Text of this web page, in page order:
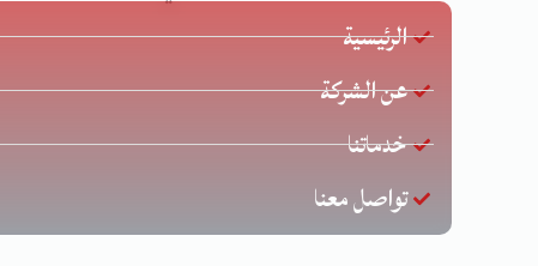
الرئيسية
عن الشركة
خدماتنا
تواصل معنا